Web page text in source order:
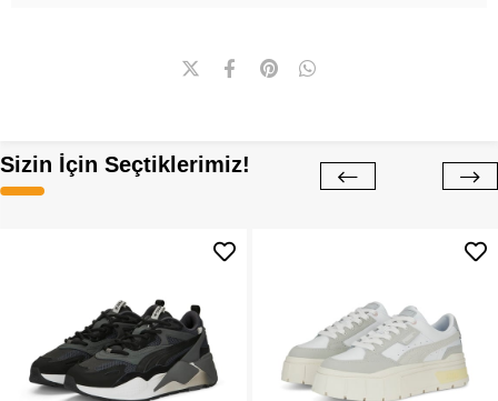
Sizin İçin Seçtiklerimiz!